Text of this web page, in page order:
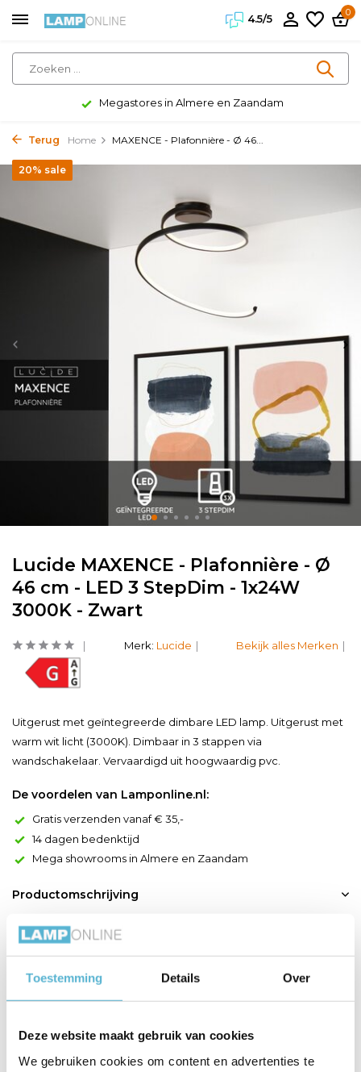
Toestemming Details Over
Deze website maakt gebruik van cookies
We gebruiken cookies om content en advertenties te
4.5/5
0
Megastores in Almere en Zaandam
Terug Home MAXENCE - Plafonnière - Ø 46...
Lucide MAXENCE - Plafonnière - Ø
46 cm - LED 3 StepDim - 1x24W
3000K - Zwart
20% sale
Merk: Lucide Bekijk alles Merken
Uitgerust met geïntegreerde dimbare LED lamp. Uitgerust met
warm wit licht (3000K). Dimbaar in 3 stappen via
wandschakelaar. Vervaardigd uit hoogwaardig pvc.
De voordelen van Lamponline.nl:
Gratis verzenden vanaf € 35,-
14 dagen bedenktijd
Mega showrooms in Almere en Zaandam
Productomschrijving
Een licht dat naar beneden rolt? Stap in de wereld van Maxence
en geef met deze mooie plafonnière dat extra cachet aan je
centimeter. Let wel, Maxence laat zich niet zomaar in de hoek
zetten. Deze plafondlamp werpt een uniek licht op je favoriete